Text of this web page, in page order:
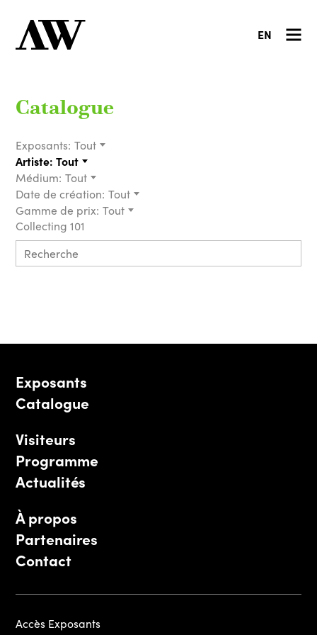
EN
Catalogue
Exposants: Tout
Artiste: Tout
Médium: Tout
Date de création: Tout
Gamme de prix: Tout
Collecting 101
Exposants
Catalogue
Visiteurs
Programme
Actualités
À propos
Partenaires
Contact
Accès Exposants